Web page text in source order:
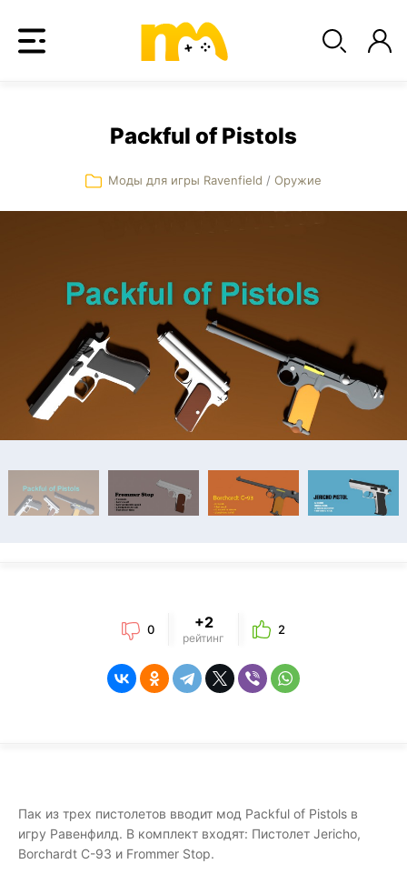
Packful of Pistols
Моды для игры Ravenfield / Оружие
0 +2
рейтинг
2
Пак из трех пистолетов вводит мод Packful of Pistols в
игру Равенфилд. В комплект входят: Пистолет Jericho,
Borchardt C-93 и Frommer Stop.